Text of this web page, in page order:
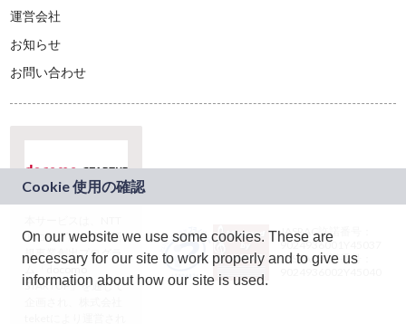
運営会社
お知らせ
お問い合わせ
ドコモグループの新
規事業創出プログラ
ム「docomo
STARTUP」を通じて
JASRAC許諾番号：
9024936001Y45037
JASRAC許諾番号：
On our website we use some cookies. These are
necessary for our site to work properly and to give us
information about how our site is used.